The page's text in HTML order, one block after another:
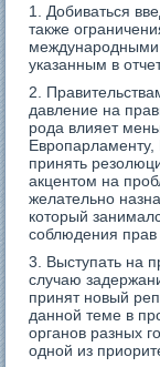
Добиваться
также
международными
указанным в
давление на
рода влияет
принять
акцентом на
желательно
который
соблюдения прав
Выступать на
случаю
принят новый
данной теме в
органов разных
одной из